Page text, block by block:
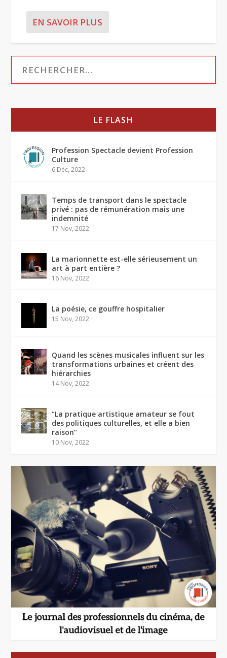
EN SAVOIR PLUS
LE FLASH
Profession Spectacle devient Profession
Culture
6 Déc, 2022
Temps de transport dans le spectacle
privé : pas de rémunération mais une
indemnité
17 Nov, 2022
La marionnette est-elle sérieusement un
art à part entière ?
16 Nov, 2022
La poésie, ce gouffre hospitalier
15 Nov, 2022
Quand les scènes musicales influent sur les
transformations urbaines et créent des
hiérarchies
14 Nov, 2022
“La pratique artistique amateur se fout
des politiques culturelles, et elle a bien
raison”
10 Nov, 2022